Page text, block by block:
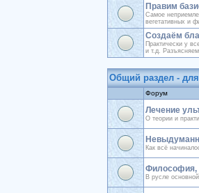
Правим
Самое
вегетативных и
Создаём
Практически у
и т.д.
Общий раздел -
Форум
Лечение
О теории и
Как всё
Философия,
В русле